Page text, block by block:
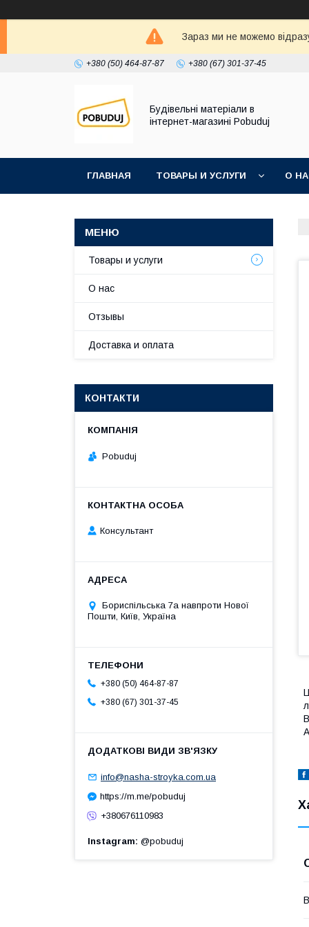
Зараз ми не можемо
+380 (50) 464-87-87 +380 (67) 301-37-45
Будівельні матеріали в
інтернет-магазині Pobuduj
ГЛАВНАЯ ТОВАРЫ И УСЛУГИ О
Товары и услуги
О нас
Отзывы
Доставка и оплата
КОНТАКТИ
Pobuduj
Консультант
Бориспільська 7а навпроти Нової
Пошти, Київ, Україна
+380 (50) 464-87-87
+380 (67) 301-37-45
info@nasha-stroyka.com.ua
https://m.me/pobuduj
+380676110983
Instagram @pobuduj